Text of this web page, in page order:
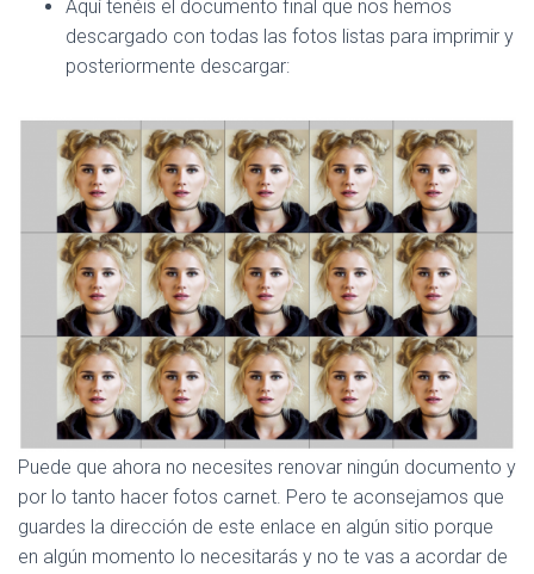
Aquí tenéis el documento final que nos hemos
descargado con todas las fotos listas para imprimir y
posteriormente descargar:
Puede que ahora no necesites renovar ningún documento y
por lo tanto hacer fotos carnet. Pero te aconsejamos que
guardes la dirección de este enlace en algún sitio porque
en algún momento lo necesitarás y no te vas a acordar de